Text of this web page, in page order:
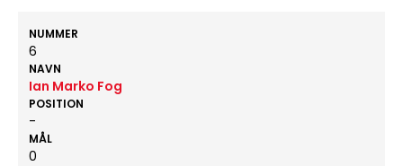
NUMMER
6
NAVN
Ian Marko Fog
POSITION
-
MÅL
0